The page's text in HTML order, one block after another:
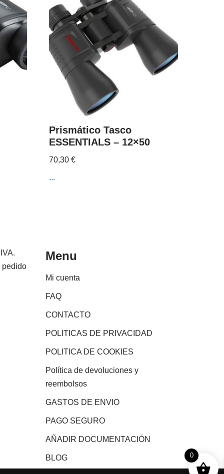
Prismático Tasco
ESSENTIALS – 12×50
70,30€
...
pedido
Menu
Mi cuenta
FAQ
CONTACTO
POLITICAS DE PRIVACIDAD
POLITICA DE COOKIES
Política de devoluciones y
reembolsos
GASTOS DE ENVIO
PAGO SEGURO
AÑADIR DOCUMENTACIÓN
BLOG 0